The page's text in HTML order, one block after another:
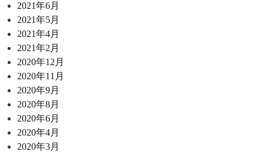
2021年6月
2021年5月
2021年4月
2021年2月
2020年12月
2020年11月
2020年9月
2020年8月
2020年6月
2020年4月
2020年3月